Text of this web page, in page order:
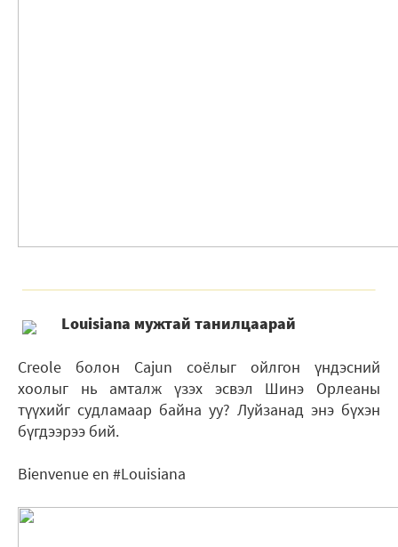
Louisiana мужтай танилцаарай
Creole болон Cajun соёлыг ойлгон үндэсний
хоолыг нь амталж үзэх эсвэл Шинэ Орлеаны
түүхийг судламаар байна уу? Луйзанад энэ бүхэн
бүгдээрээ бий.
Bienvenue en #Louisiana